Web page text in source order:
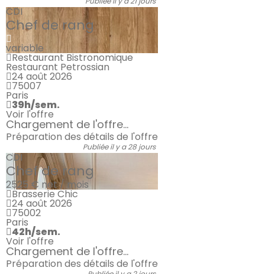
CDI
Chef de rang
variable
Restaurant Bistronomique
Restaurant Petrossian
24 août 2026
75007
Paris
39h/sem.
Voir l'offre
Chargement de l'offre...
Préparation des détails de l'offre
Publiée il y a 28 jours
CDI
Chef de rang
2525 € net / mois
Brasserie Chic
24 août 2026
75002
Paris
42h/sem.
Voir l'offre
Chargement de l'offre...
Préparation des détails de l'offre